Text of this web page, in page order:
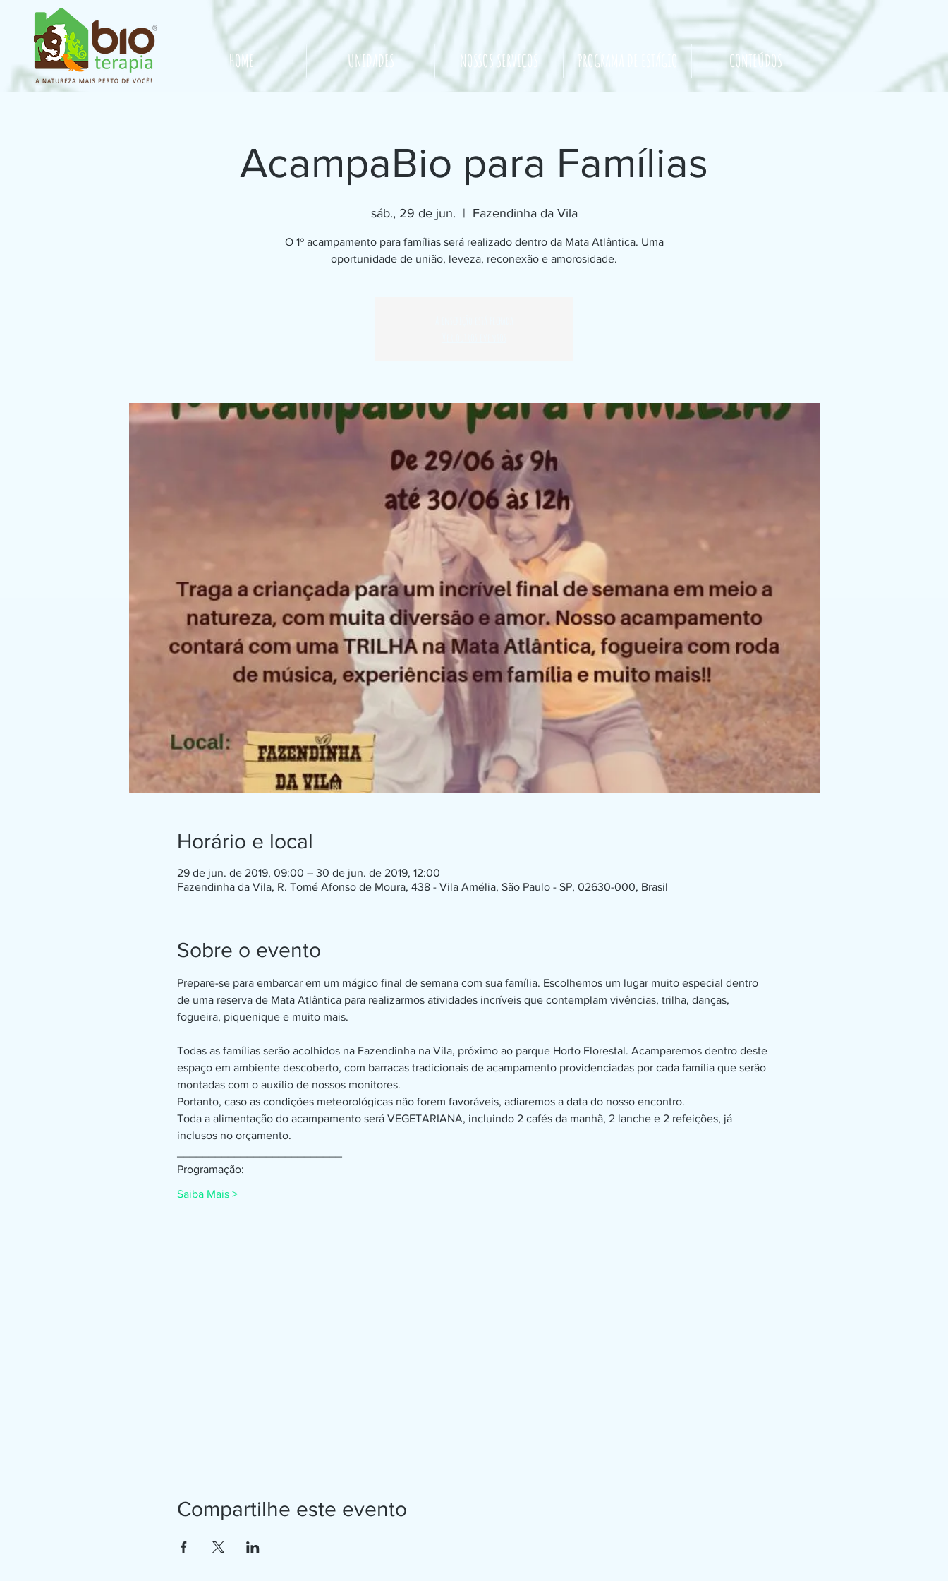
HOME UNIDADES NOSSOS SERVIÇOS PROGRAMA DE ESTÁGIO CONTEÚDOS
AcampaBio para Famílias
sáb., 29 de jun.
  |
Fazendinha da Vila
O 1º acampamento para famílias será realizado dentro da Mata Atlântica. Uma
oportunidade de união, leveza, reconexão e amorosidade.
Horário e local
29 de jun. de 2019, 09:00 – 30 de jun. de 2019, 12:00
Fazendinha da Vila, R. Tomé Afonso de Moura, 438 - Vila Amélia, São Paulo - SP, 02630-000, Brasil
Sobre o evento
Prepare-se para embarcar em um mágico final de semana com sua família. Escolhemos um lugar muito especial dentro
de uma reserva de Mata Atlântica para realizarmos atividades incríveis que contemplam vivências, trilha, danças,
fogueira, piquenique e muito mais.
Todas as famílias serão acolhidos na Fazendinha na Vila, próximo ao parque Horto Florestal. Acamparemos dentro deste
espaço em ambiente descoberto, com barracas tradicionais de acampamento providenciadas por cada família que serão
montadas com o auxílio de nossos monitores.
Portanto, caso as condições meteorológicas não forem favoráveis, adiaremos a data do nosso encontro.
Toda a alimentação do acampamento será VEGETARIANA, incluindo 2 cafés da manhã, 2 lanche e 2 refeições, já
inclusos no orçamento.
Programação:
Saiba Mais >
Compartilhe este evento